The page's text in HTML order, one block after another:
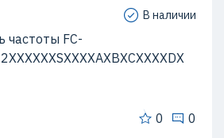
В наличии
частоты FC-
0 0